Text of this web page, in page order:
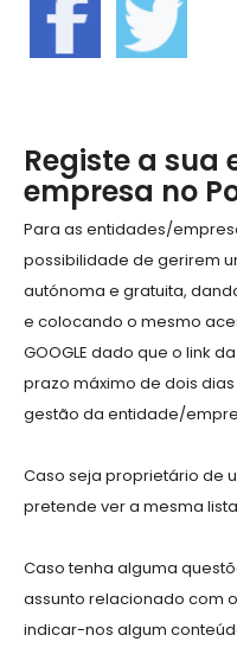
Registe a sua
empresa no
Para as entidades/
possibilidade de gerirem
autónoma e gratuita,
e colocando o mesmo
GOOGLE dado que o link
prazo máximo de dois
gestão da entidade/
Caso seja proprietário de
pretende ver a mesma
Caso tenha alguma
assunto relacionado com
indicar-nos algum